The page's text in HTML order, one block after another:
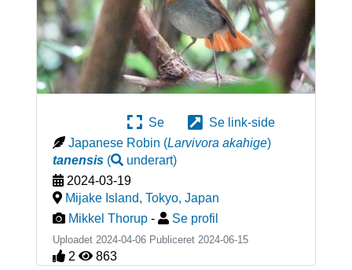
Se
Se link-side
Japanese Robin (Larvivora akahige)
tanensis( underart)
2024-03-19
Mijake Island, Tokyo, Japan
Mikkel Thorup - Se profil
Uploadet 2024-04-06 Publiceret 2024-06-15
2 863